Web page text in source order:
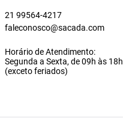
21 99564-4217
faleconosco@sacada.com
Horário de Atendimento:
Segunda a Sexta, de 09h às 18h
(exceto feriados)